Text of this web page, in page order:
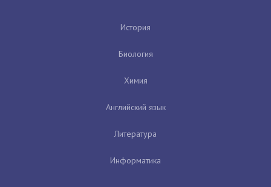
История
Биология
Химия
Английский язык
Литература
Информатика